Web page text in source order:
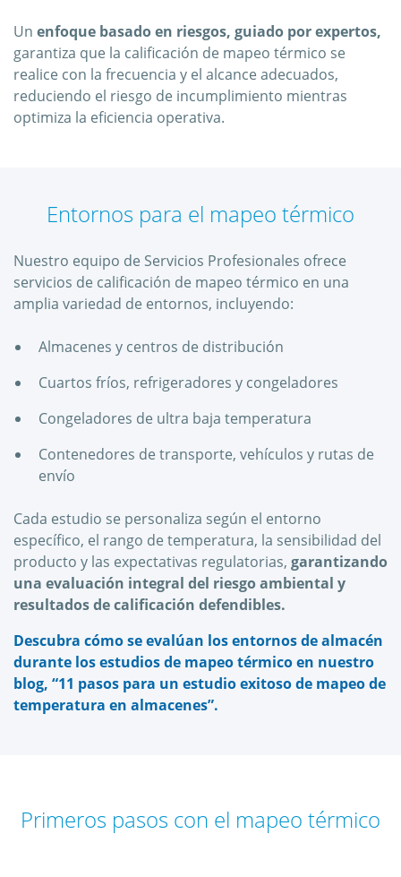
Un enfoque basado en riesgos, guiado por expertos,
garantiza que la calificación de mapeo térmico se
realice con la frecuencia y el alcance adecuados,
reduciendo el riesgo de incumplimiento mientras
optimiza la eficiencia operativa.
Entornos para el mapeo térmico
Nuestro equipo de Servicios Profesionales ofrece
servicios de calificación de mapeo térmico en una
amplia variedad de entornos, incluyendo:
Almacenes y centros de distribución
Cuartos fríos, refrigeradores y congeladores
Congeladores de ultra baja temperatura
Contenedores de transporte, vehículos y rutas de
envío
Cada estudio se personaliza según el entorno
específico, el rango de temperatura, la sensibilidad del
producto y las expectativas regulatorias, garantizando
una evaluación integral del riesgo ambiental y
resultados de calificación defendibles.
Descubra cómo se evalúan los entornos de almacén
durante los estudios de mapeo térmico en nuestro
blog, “11 pasos para un estudio exitoso de mapeo de
temperatura en almacenes”.
Primeros pasos con el mapeo térmico